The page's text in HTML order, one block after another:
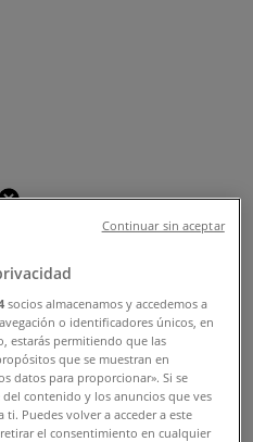
Incaltaminte și
și Bricolaj
Vacanța și Timp LiberAuto și
socios almacenamos y accedemos a
o identificadores únicos, en
estarás permitiendo que las
que se muestran en
datos para proporcionar». Si se
contenido y los anuncios que ves
Puedes volver a acceder a este
el consentimiento en cualquier
Continuar sin aceptar